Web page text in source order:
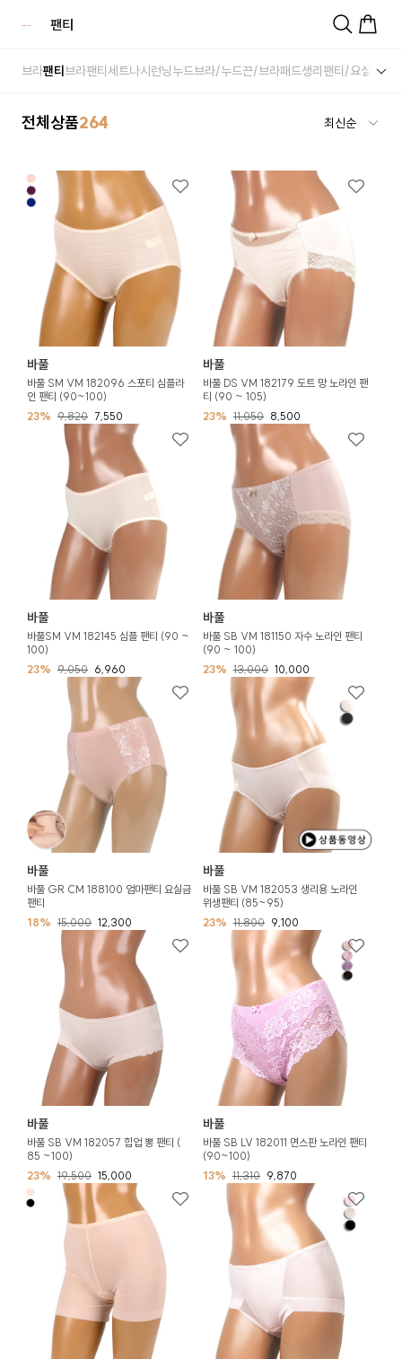
팬티
브라팬티브라팬티세트나시런닝누드브라/누드끈/브라패드생리팬티/요실금팬
전체상품264
바풀
바풀 SM VM 182096 스포티 심플라
인 팬티 (90~100)
23% 9,820 7,550
바풀
바풀 DS VM 182179 도트 망 노라인 팬
티 (90 ~ 105)
23% 11,050 8,500
바풀
바풀SM VM 182145 심플 팬티 (90 ~
100)
23% 9,050 6,960
바풀
바풀 SB VM 181150 자수 노라인 팬티
(90 ~ 100)
23% 13,000 10,000
바풀
바풀 GR CM 188100 엄마팬티 요실금
팬티
18% 15,000 12,300
바풀
바풀 SB VM 182053 생리용 노라인
위생팬티 (85~95)
23% 11,800 9,100
바풀
바풀 SB VM 182057 힙업 뽕 팬티 (
85 ~100)
23% 19,500 15,000
바풀
바풀 SB LV 182011 면스판 노라인 팬티
(90~100)
13% 11,310 9,870